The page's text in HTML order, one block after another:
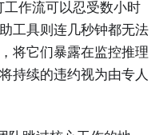
作流可以忍受数小时
工具则连几秒钟都无法
将它们暴露在监控推理
持续的违约视为由专人